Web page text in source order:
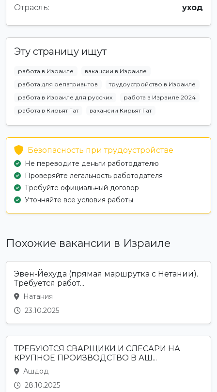
Отрасль: уход
Эту страницу ищут
работа в Израиле
вакансии в Израиле
работа для репатриантов
трудоустройство в Израиле
работа в Израиле для русских
работа в Израиле 2024
работа в Кирьят Гат
вакансии Кирьят Гат
Безопасность при трудоустройстве
Не переводите деньги работодателю
Проверяйте легальность работодателя
Требуйте официальный договор
Уточняйте все условия работы
Похожие вакансии в Израиле
Эвен-Йехуда (прямая маршрутка с Нетании).
Требуется работ...
Натания
23.10.2025
ТРЕБУЮТСЯ СВАРЩИКИ И СЛЕСАРИ НА
КРУПНОЕ ПРОИЗВОДСТВО В АШ...
Ашдод
28.10.2025